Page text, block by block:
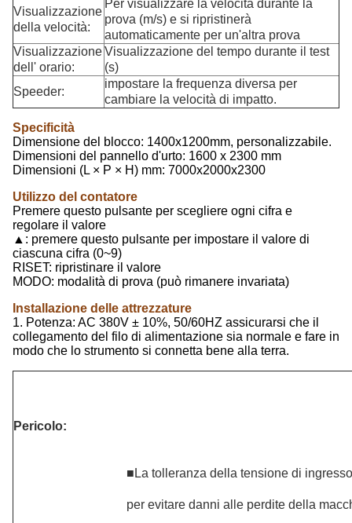
Visualizzazione
della velocità:
Per visualizzare la velocità durante la
prova (m/s) e si ripristinerà
automaticamente per un'altra prova
Visualizzazione
dell' orario:
Visualizzazione del tempo durante il test
(s)
Speeder:
impostare la frequenza diversa per
cambiare la velocità di impatto.
Specificità
Dimensione del blocco: 1400x1200mm, personalizzabile.
Dimensioni del pannello d'urto: 1600 x 2300 mm
Dimensioni (L × P × H) mm: 7000x2000x2300
Utilizzo del contatore
Premere questo pulsante per scegliere ogni cifra e
regolare il valore
▲: premere questo pulsante per impostare il valore di
ciascuna cifra (0~9)
RISET: ripristinare il valore
MODO: modalità di prova (può rimanere invariata)
Installazione delle attrezzature
1. Potenza: AC 380V ± 10%, 50/60HZ assicurarsi che il
collegamento del filo di alimentazione sia normale e fare in
modo che lo strumento si connetta bene alla terra.
Pericolo:
■La tolleranza della tensione di
per evitare danni alle perdite della